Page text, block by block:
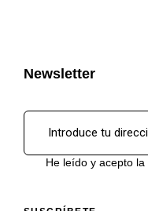
Newsletter
He leído y acepto la